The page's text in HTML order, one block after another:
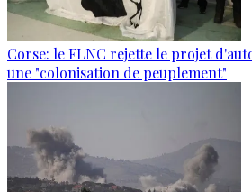
Corse: le FLNC rejette le projet
une "colonisation de peuplement"